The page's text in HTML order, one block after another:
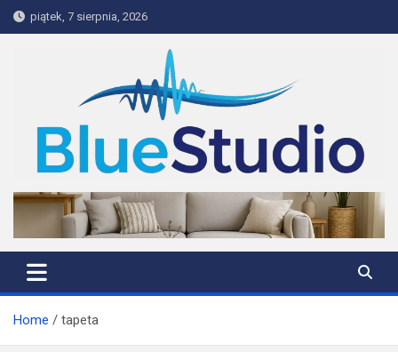
Skip
to
piątek, 7 sierpnia, 2026
BlueStudio
Home tapeta